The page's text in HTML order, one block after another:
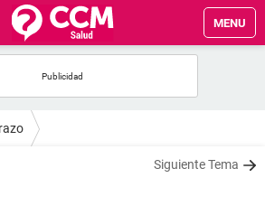
MENU
Siguiente Tema